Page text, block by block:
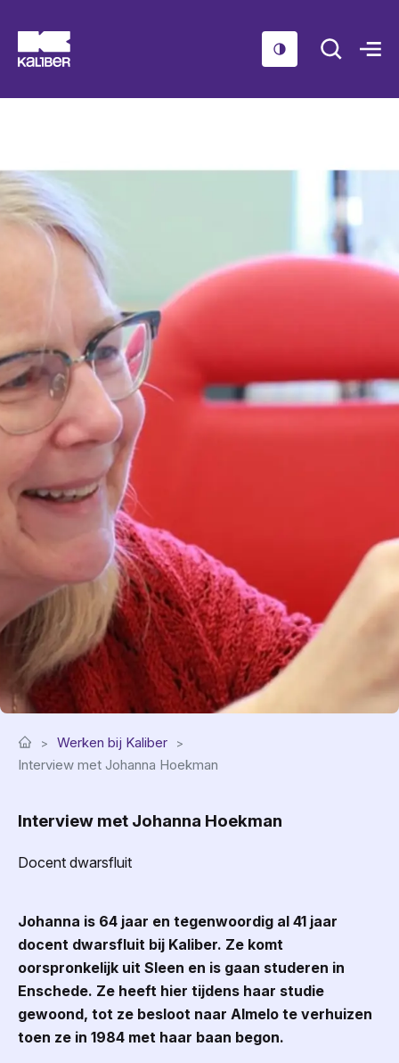
Sociaal domein
Over ons
Nieuws & Agenda
Werken bij Kaliber
Interview met Johanna Hoekman
Interview met Johanna Hoekman
Docent dwarsfluit
Johanna is 64 jaar en tegenwoordig al 41 jaar
docent dwarsfluit bij Kaliber. Ze komt
oorspronkelijk uit Sleen en is gaan studeren in
Enschede. Ze heeft hier tijdens haar studie
gewoond, tot ze besloot naar Almelo te verhuizen
toen ze in 1984 met haar baan begon.